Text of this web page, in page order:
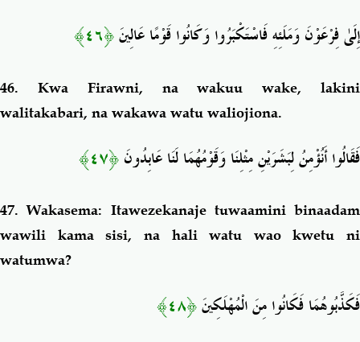
إِلَىٰ فِرْعَوْنَ وَمَلَئِهِ فَاسْتَكْبَرُوا وَكَانُوا قَوْمًا عَالِينَ﴿٤٦﴾
46. Kwa Firawni, na wakuu wake, lakini
walitakabari, na wakawa watu waliojiona.
فَقَالُوا أَنُؤْمِنُ لِبَشَرَيْنِ مِثْلِنَا وَقَوْمُهُمَا لَنَا عَابِدُونَ﴿٤٧﴾
47.Wakasema: Itawezekanaje tuwaamini binaadam
wawili kama sisi, na hali watu wao kwetu ni
watumwa?
فَكَذَّبُوهُمَا فَكَانُوا مِنَ الْمُهْلَكِينَ﴿٤٨﴾